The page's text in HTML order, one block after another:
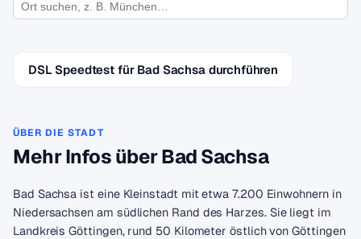
DSL Speedtest für Bad Sachsa durchführen
ÜBER DIE STADT
Mehr Infos über Bad Sachsa
Bad Sachsa ist eine Kleinstadt mit etwa 7.200 Einwohnern in
Niedersachsen am südlichen Rand des Harzes. Sie liegt im
Landkreis Göttingen, rund 50 Kilometer östlich von Göttingen